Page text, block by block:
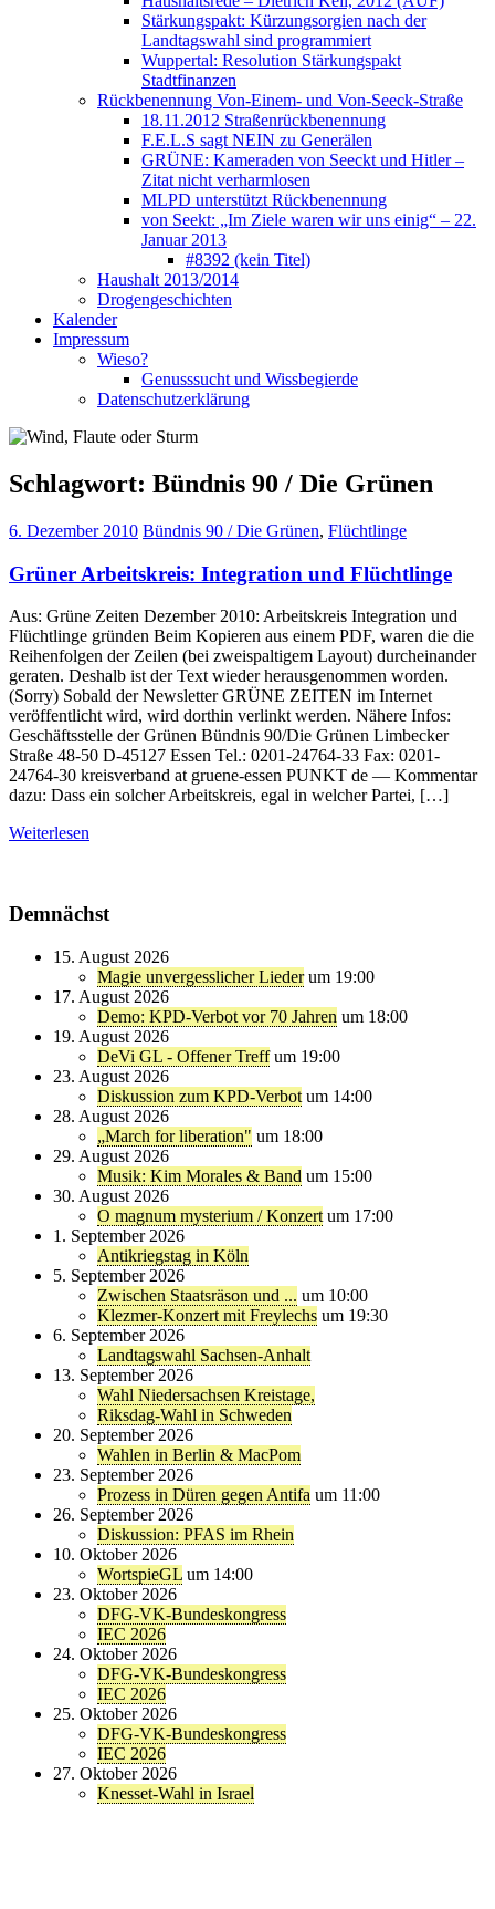
Stärkungspakt: Kürzungsorgien nach der
Landtagswahl sind programmiert
Wuppertal: Resolution Stärkungspakt
Stadtfinanzen
Rückbenennung Von-Einem- und Von-Seeck-Straße
18.11.2012 Straßenrückbenennung
F.E.L.S sagt NEIN zu Generälen
GRÜNE: Kameraden von Seeckt und Hitler –
Zitat nicht verharmlosen
MLPD unterstützt Rückbenennung
von Seekt: „Im Ziele waren wir uns einig“ – 22.
Januar 2013
#8392 (kein Titel)
Haushalt 2013/2014
Drogengeschichten
Kalender
Impressum
Wieso?
Genusssucht und Wissbegierde
Datenschutzerklärung
Schlagwort: Bündnis 90 / Die Grünen
6. Dezember 2010 Bündnis 90 / Die Grünen, Flüchtlinge
Grüner Arbeitskreis: Integration und Flüchtlinge
Aus: Grüne Zeiten Dezember 2010: Arbeitskreis Integration und
Flüchtlinge gründen Beim Kopieren aus einem PDF, waren die die
Reihenfolgen der Zeilen (bei zweispaltigem Layout) durcheinander
geraten. Deshalb ist der Text wieder herausgenommen worden.
(Sorry) Sobald der Newsletter GRÜNE ZEITEN im Internet
veröffentlicht wird, wird dorthin verlinkt werden. Nähere Infos:
Geschäftsstelle der Grünen Bündnis 90/Die Grünen Limbecker
Straße 48-50 D-45127 Essen Tel.: 0201-24764-33 Fax: 0201-
24764-30 kreisverband at gruene-essen PUNKT de — Kommentar
dazu: Dass ein solcher Arbeitskreis, egal in welcher Partei, […]
Weiterlesen
Demnächst
15. August 2026
Magie unvergesslicher Lieder um 19:00
17. August 2026
Demo: KPD-Verbot vor 70 Jahren um 18:00
19. August 2026
DeVi GL - Offener Treff um 19:00
23. August 2026
Diskussion zum KPD-Verbot um 14:00
28. August 2026
„March for liberation" um 18:00
29. August 2026
Musik: Kim Morales & Band um 15:00
30. August 2026
O magnum mysterium / Konzert um 17:00
1. September 2026
Antikriegstag in Köln
5. September 2026
Zwischen Staatsräson und ... um 10:00
Klezmer-Konzert mit Freylechs um 19:30
6. September 2026
Landtagswahl Sachsen-Anhalt
13. September 2026
Wahl Niedersachsen Kreistage,
Riksdag-Wahl in Schweden
20. September 2026
Wahlen in Berlin & MacPom
23. September 2026
Prozess in Düren gegen Antifa um 11:00
26. September 2026
Diskussion: PFAS im Rhein
10. Oktober 2026
WortspieGL um 14:00
23. Oktober 2026
DFG-VK-Bundeskongress
IEC 2026
24. Oktober 2026
DFG-VK-Bundeskongress
IEC 2026
25. Oktober 2026
DFG-VK-Bundeskongress
IEC 2026
27. Oktober 2026
Knesset-Wahl in Israel